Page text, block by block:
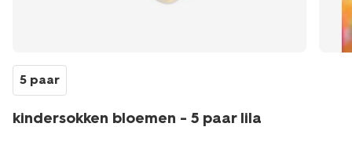
5 paar
kindersokken bloemen - 5 paar lila